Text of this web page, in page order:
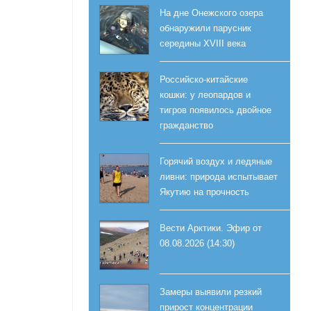
На дне Онежского озера
обнаружили парусник
середины XVIII века
Российско-китайские
кошки: у леопардов и
тигров появилось двойное
гражданство
Горячий воздух и ледяные
ливни: природа испытывает
Якутию на прочность
Вести Арктики. Эфир от
08.08.2026 (14:30)
Замеры выявили резкий
прирост концентрации